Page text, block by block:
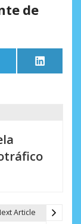
de
Telegram
en
LinkedIn
Article